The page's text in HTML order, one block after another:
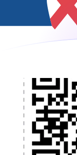
l'argent à
l'application dès